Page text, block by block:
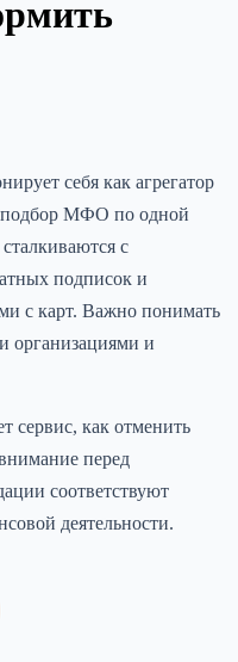
себя как агрегатор
подбор МФО по одной
с
подписок и
с карт. Важно понимать
организациями и
сервис, как отменить
перед
соответствуют
деятельности.